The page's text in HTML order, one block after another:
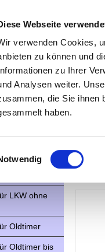
Webseite
verwenden Cookies,
zu können und
zu Ihrer
Analysen weiter.
die Sie ihnen
haben.
Einwilligungsauswahl
Fahrzeuge
LKW ohne
Oldtimer
Oldtimer bis